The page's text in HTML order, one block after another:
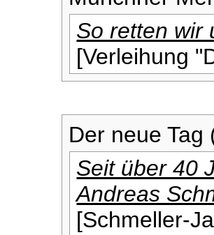
So retten wir
[Verleihung
Der neue Tag
Seit über 40
Andreas
[Schmeller-